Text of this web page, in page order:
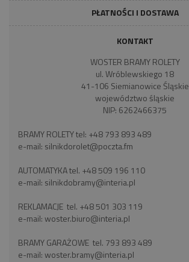
PŁATNOŚCI I DOSTAWA
KONTAKT
WOSTER BRAMY ROLETY
ul. Wróblewskiego 18
41-106 Siemianowice Śląskie
województwo śląskie
NIP: 6262466375
BRAMY ROLETY tel: +48 793 893 489
e-mail: silnikdorolet@poczta.fm
AUTOMATYKA tel. +48 509 196 110
e-mail: silnikdobramy@interia.pl
REKLAMACJE tel. +48 501 303 119
e-mail:woster.biuro@interia.pl
BRAMY GARAŻOWE tel. 793 893 489
e-mail:woster.bramy@interia.pl